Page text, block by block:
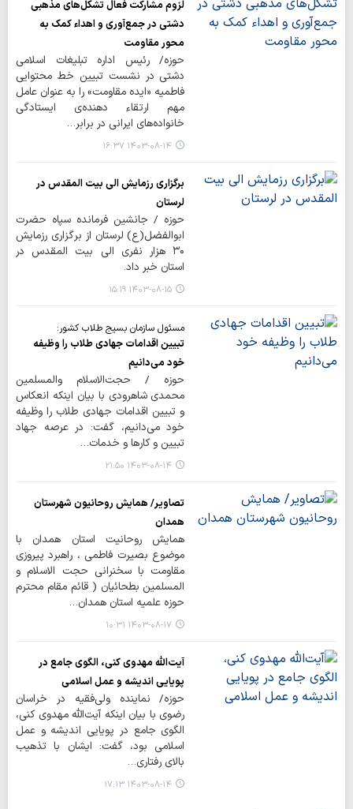
لزوم مشارکت فعال تشکل‌های مذهبی
دشتی در جمع‌آوری و اهداء کمک‌ به
محور مقاومت
حوزه/ رئیس اداره تبلیغات اسلامی
دشتی در نشست تبیین خط محتوایی
فاطمیه «ایده مقاومت» را به عنوان عامل
مهم ارتقاء دهنده‌ی ایستادگی
خانواده‌های ایرانی در برابر…
۱۴۰۳-۰۸-۱۴ ۱۶:۳۷
برگزاری رزمایش الی بیت المقدس در
لرستان
حوزه / جانشین فرمانده سپاه حضرت
ابوالفضل(ع) لرستان از برگزاری رزمایش
۳۰ هزار نفری الی بیت‌ المقدس در
استان خبر داد.
۱۴۰۳-۰۸-۱۵ ۱۵:۱۹
مسئول سازمان بسیج طلاب کشور:
تبیین اقدامات جهادی طلاب را وظیفه
خود می‌دانیم
حوزه / حجت‌الاسلام والمسلمین
محمدی شاهرودی با بیان اینکه انعکاس
و تبیین اقدامات جهادی طلاب را وظیفه
خود می‌دانیم، گفت: در عرصه جهاد
تبیین و کارها و خدمات…
۱۴۰۳-۰۸-۱۴ ۲۱:۵۰
تصاویر/ همایش روحانیون شهرستان
همدان
همایش روحانیت استان همدان با
موضوع بصیرت فاطمی ، راهبرد پیروزی
مقاومت با سخنرانی حجت الاسلام و
المسلمین بطحائیان ( قائم مقام محترم
حوزه علمیه استان همدان…
۱۴۰۳-۰۸-۱۷ ۱۰:۳۱
آیت‌الله مهدوی کنی، الگوی جامع در
پویایی اندیشه و عمل اسلامی
حوزه/ نماینده ولی‌فقیه در خراسان
رضوی با بیان اینکه آیت‌الله مهدوی کنی،
الگوی جامع در پویایی اندیشه و عمل
اسلامی بود، گفت: ایشان با تذهیب
بالای رفتاری…
۱۴۰۳-۰۸-۱۴ ۱۷:۱۳